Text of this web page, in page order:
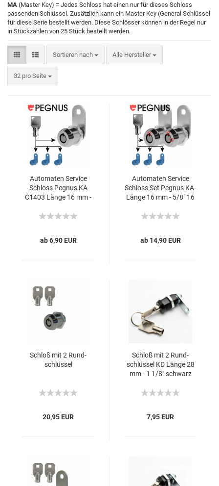
MA (Master Key) = Jedes Schloss hat einen nur für dieses Schloss
passenden Schlüssel. Zusätzlich kann ein Master Key (General Schlüssel
für diese Serie bestellt werden. Diese Schlösser können in der Regel nur
in Stückzahlen von 25 Stück bestellt werden.
Sortieren nach Alle Hersteller
32 pro Seite
Au­to­ma­ten Ser­vice
Schloss Peg­nus KA
C1403 Länge 16 mm -
28,6 mm - 1 1/8"
ab 6,90 EUR
Au­to­ma­ten Ser­vice
Schloss Set Peg­nus KA-
Länge 16 mm - 5/8" 16
1/8"
ab 14,90 EUR
Schloß mit 2 Rund­
schlüs­sel
20,95 EUR
Schloß mit 2 Rund­
schlüs­sel KD Länge 28
mm - 1 1/8" schwarz
7,95 EUR